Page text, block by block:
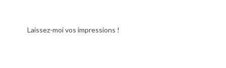
Laissez-moi vos impressions !